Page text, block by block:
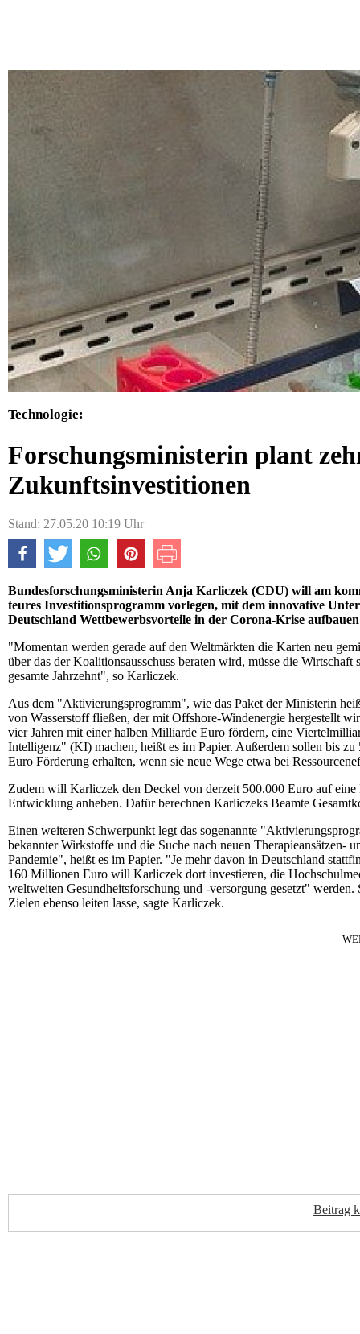
Technologie:
Forschungsministerin plant
Zukunftsinvestitionen
Stand: 27.05.20 10:19 Uhr
Bundesforschungsministerin Anja Karliczek (CDU) will am
teures Investitionsprogramm vorlegen, mit dem innovative
Deutschland Wettbewerbsvorteile in der Corona-Krise aufbauen
"Momentan werden gerade auf den Weltmärkten die Karten neu
über das der Koalitionsausschuss beraten wird, müsse die
gesamte Jahrzehnt", so Karliczek.
Aus dem "Aktivierungsprogramm", wie das Paket der Ministerin
von Wasserstoff fließen, der mit Offshore-Windenergie hergestellt
vier Jahren mit einer halben Milliarde Euro fördern, eine
Intelligenz" (KI) machen, heißt es im Papier. Außerdem sollen bis
Euro Förderung erhalten, wenn sie neue Wege etwa bei
Zudem will Karliczek den Deckel von derzeit 500.000 Euro auf
Entwicklung anheben. Dafür berechnen Karliczeks Beamte
Einen weiteren Schwerpunkt legt das sogenannte
bekannter Wirkstoffe und die Suche nach neuen
Pandemie", heißt es im Papier. "Je mehr davon in Deutschland
160 Millionen Euro will Karliczek dort investieren, die
weltweiten Gesundheitsforschung und -versorgung gesetzt"
Zielen ebenso leiten lasse, sagte Karliczek.
Beitrag